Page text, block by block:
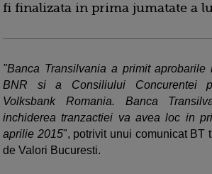
fi finalizata in prima jumatate a
"Banca Transilvania a primit aprobarile
BNR si a Consiliului Concurentei
Volksbank Romania. Banca
inchiderea tranzactiei va avea loc in
aprilie 2015", potrivit unui comunicat BT
de Valori Bucuresti.